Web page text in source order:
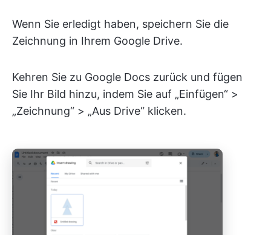
Wenn Sie erledigt haben, speichern Sie die
Zeichnung in Ihrem Google Drive.
Kehren Sie zu Google Docs zurück und fügen
Sie Ihr Bild hinzu, indem Sie auf „Einfügen“ >
„Zeichnung“ > „Aus Drive“ klicken.